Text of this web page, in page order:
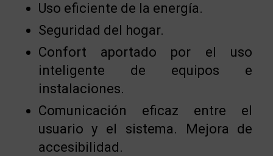
Uso eficiente de la energía.
Seguridad del hogar.
Confort aportado por el uso
inteligente de equipos e
instalaciones.
Comunicación eficaz entre el
usuario y el sistema. Mejora de
accesibilidad.